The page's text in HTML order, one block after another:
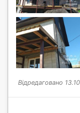
Відредаговано